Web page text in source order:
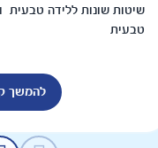
שיטות שונות ללידה טבעית
טבעית
להמשך